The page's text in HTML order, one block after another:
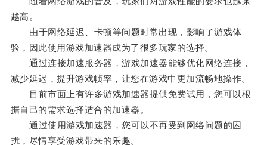
越高。
由于网络延迟、卡顿等问题时常出现，影响了游戏体
验，因此使用游戏加速器成为了很多玩家的选择。
通过连接加速服务器，游戏加速器能够优化网络连接，
减少延迟，提升游戏帧率，让您在游戏中更加流畅地操作。
目前市面上有许多游戏加速器提供免费试用，您可以根
据自己的需求选择适合的加速器。
通过使用游戏加速器，您可以不再受到网络问题的困
扰，尽情享受游戏带来的乐趣。